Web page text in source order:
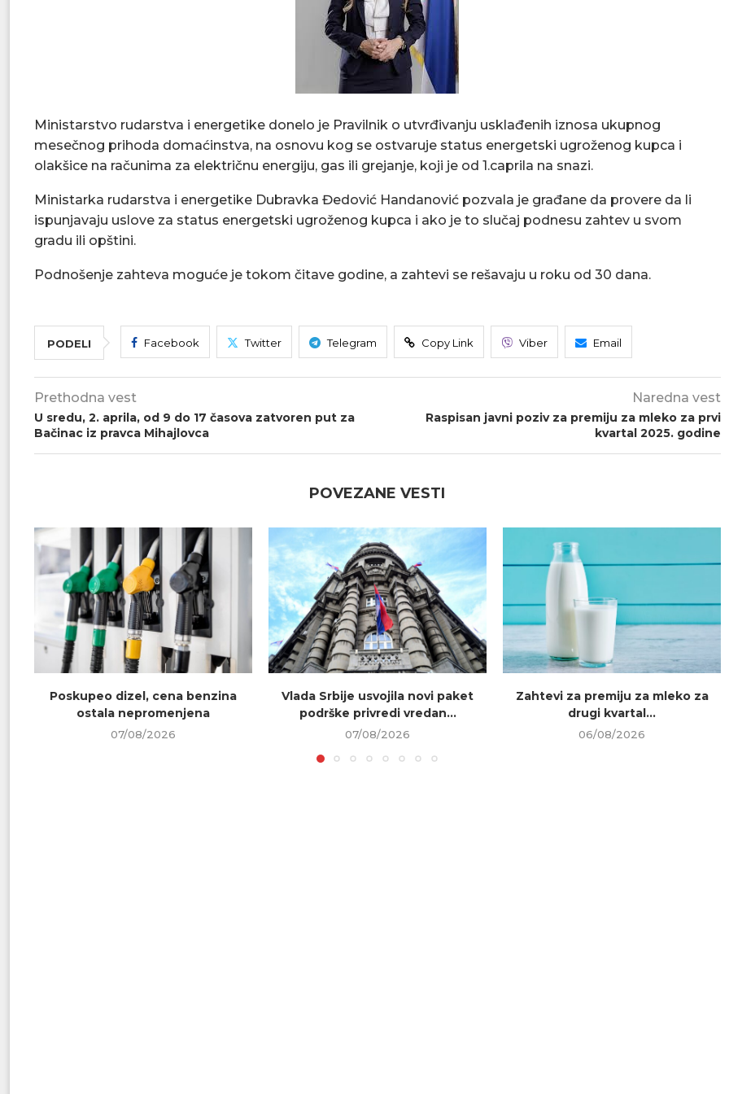
Ministarstvo rudarstva i energetike donelo je Pravilnik o utvrđivanju usklađenih iznosa ukupnog
mesečnog prihoda domaćinstva, na osnovu kog se ostvaruje status energetski ugroženog kupca i
olakšice na računima za električnu energiju, gas ili grejanje, koji je od 1.caprila na snazi.
Ministarka rudarstva i energetike Dubravka Đedović Handanović pozvala je građane da provere da li
ispunjavaju uslove za status energetski ugroženog kupca i ako je to slučaj podnesu zahtev u svom
gradu ili opštini.
Podnošenje zahteva moguće je tokom čitave godine, a zahtevi se rešavaju u roku od 30 dana.
PODELI Facebook Twitter Telegram Copy Link Viber Email
Prethodna vest
U sredu, 2. aprila, od 9 do 17 časova zatvoren put za
Bačinac iz pravca Mihajlovca
Naredna vest
Raspisan javni poziv za premiju za mleko za prvi
kvartal 2025. godine
POVEZANE VESTI
Poskupeo dizel, cena benzina
ostala nepromenjena
07/08/2026
Vlada Srbije usvojila novi paket
podrške privredi vredan...
07/08/2026
Zahtevi za premiju za mleko za
drugi kvartal...
06/08/2026